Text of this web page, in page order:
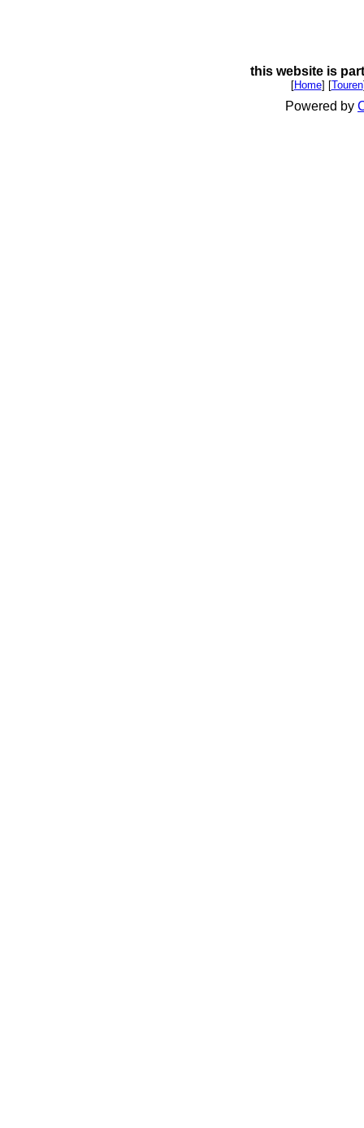
this website is
[Home] [Touren
Powered by